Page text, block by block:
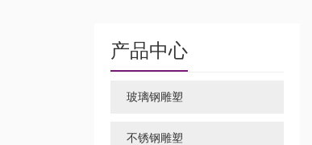
产品中心
玻璃钢雕塑
不锈钢雕塑